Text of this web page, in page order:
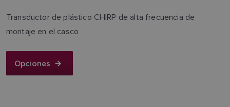
Transductor de plástico CHIRP de alta frecuencia de
montaje en el casco
Opciones